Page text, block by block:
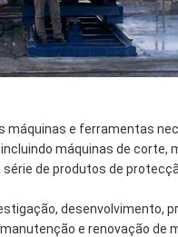
máquinas e ferramentas
máquinas de corte,
de produtos de
desenvolvimento,
e renovação de